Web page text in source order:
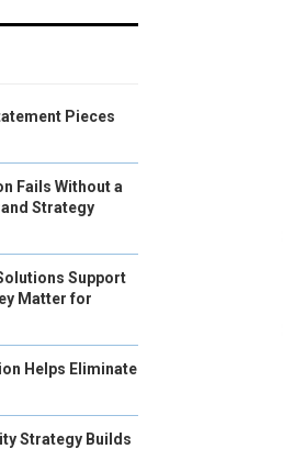
Pieces
Fails Without a
Strategy
Support
Matter for
Helps Eliminate
Strategy Builds